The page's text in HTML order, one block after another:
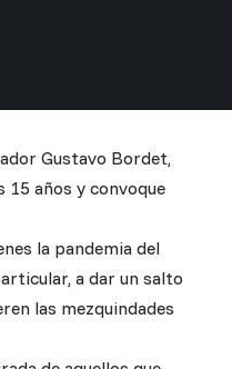
Gustavo Bordet,
años y convoque
la pandemia del
a dar un salto
las mezquindades